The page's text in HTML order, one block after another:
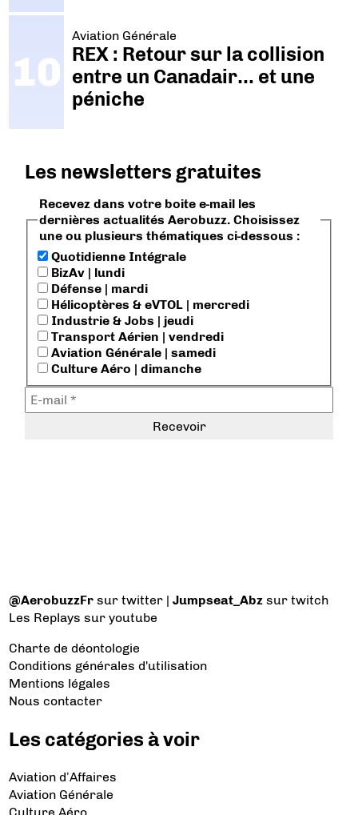
Aviation Générale
REX : Retour sur la collision
entre un Canadair… et une
péniche
Les newsletters gratuites
Recevez dans votre boite e-mail les
dernières actualités Aerobuzz. Choisissez
une ou plusieurs thématiques ci-dessous :
Quotidienne Intégrale
BizAv | lundi
Défense | mardi
Hélicoptères & eVTOL | mercredi
Industrie & Jobs | jeudi
Transport Aérien | vendredi
Aviation Générale | samedi
Culture Aéro | dimanche
@AerobuzzFr sur twitter |Jumpseat_Abz sur twitch
Les Replays sur youtube
Charte de déontologie
Conditions générales d'utilisation
Mentions légales
Nous contacter
Les catégories à voir
Aviation d’Affaires
Aviation Générale